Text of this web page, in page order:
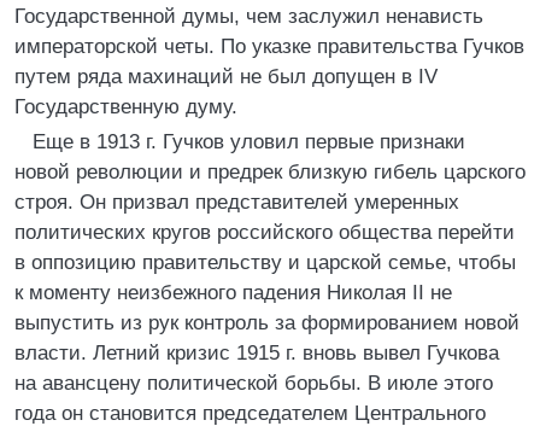
Государственной думы, чем заслужил ненависть
императорской четы. По указке правительства Гучков
путем ряда махинаций не был допущен в IV
Государственную думу.
Еще в 1913 г. Гучков уловил первые признаки
новой революции и предрек близкую гибель царского
строя. Он призвал представителей умеренных
политических кругов российского общества перейти
в оппозицию правительству и царской семье, чтобы
к моменту неизбежного падения Николая II не
выпустить из рук контроль за формированием новой
власти. Летний кризис 1915 г. вновь вывел Гучкова
на авансцену политической борьбы. В июле этого
года он становится председателем Центрального